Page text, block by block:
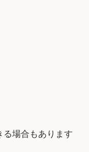
る場合もあります